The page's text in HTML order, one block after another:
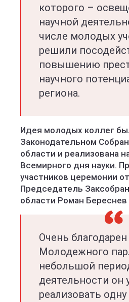
которого –
научной
числе молодых
решили
повышению
научного
региона.
Идея молодых коллег
Законодательном
области и реализована
Всемирного дня науки.
участников церемонии
Председатель
области Роман
Очень
Молодежного
небольшой
деятельности он
реализовать